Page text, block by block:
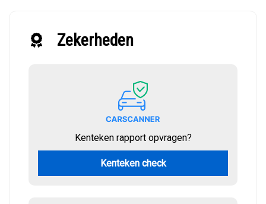
Zekerheden
Kenteken rapport opvragen?
Kenteken check